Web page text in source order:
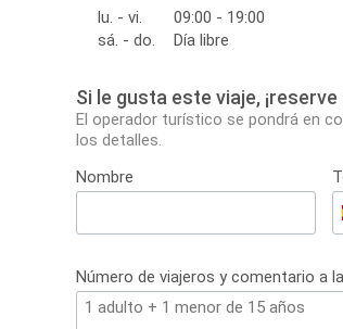
lu. - vi.
09:00 - 19:00
sá. - do.
Día libre
Si le gusta este viaje, ¡reserve
El operador turístico se pondrá en
los detalles.
Nombre
Número de viajeros y comentario a